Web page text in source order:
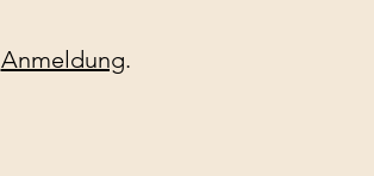
Anmeldung.